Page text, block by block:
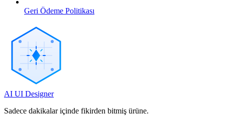
Geri Ödeme Politikası
AI UI Designer
Sadece dakikalar içinde fikirden bitmiş ürüne.